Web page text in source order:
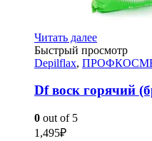
Читать далее
Быстрый просмотр
Depilflax,
Df воск горячий
0 out of 5
1,495₽